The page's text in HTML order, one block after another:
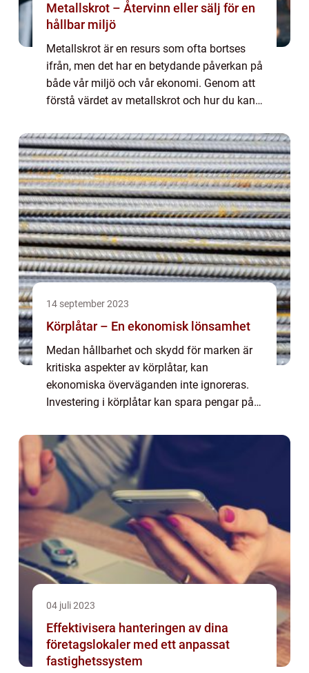
Metallskrot – Återvinn eller sälj för en
hållbar miljö
Metallskrot är en resurs som ofta bortses
ifrån, men det har en betydande påverkan på
både vår miljö och vår ekonomi. Genom att
förstå värdet av metallskrot och hur du kan
en positiv inverkan. I den här a...
14 september 2023
Körplåtar – En ekonomisk lönsamhet
Medan hållbarhet och skydd för marken är
kritiska aspekter av körplåtar, kan
ekonomiska överväganden inte ignoreras.
Investering i körplåtar kan spara pengar på
och varför kan de ses som en ekonomisk
lösnin...
04 juli 2023
Effektivisera hanteringen av dina
företagslokaler med ett anpassat
fastighetssystem